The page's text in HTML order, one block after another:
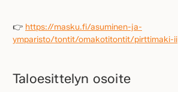
👉 https://masku.fi/asuminen-ja-
ymparisto/tontit/omakotitontit/pirttimaki-ii
Taloesittelyn osoite